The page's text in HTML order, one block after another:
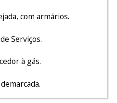
com armários.
Serviços.
à gás.